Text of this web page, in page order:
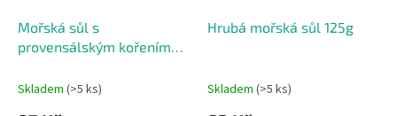
Mořská sůl s
provensálským kořením
Skladem (>5 ks)
Hrubá mořská sůl 125g
Skladem (>5 ks)